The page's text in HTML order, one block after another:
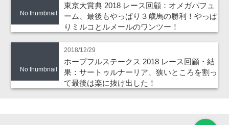
No thumbnail
東京大賞典 2018 レース回顧：オメガパフュ
ーム、最後もやっぱり３歳馬の勝利！やっぱ
りミルコとルメールのワンツー！
No thumbnail
2018/12/29
ホープフルステークス 2018 レース回顧・結
果：サートゥルナーリア、狭いところを割っ
て最後は楽に抜け出した！